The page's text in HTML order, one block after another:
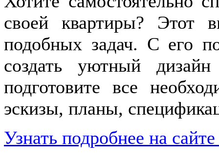
своей квартиры? Этот
подобных задач. С его
создать уютный
подготовите все
эскизы, планы,
Узнать подробнее на